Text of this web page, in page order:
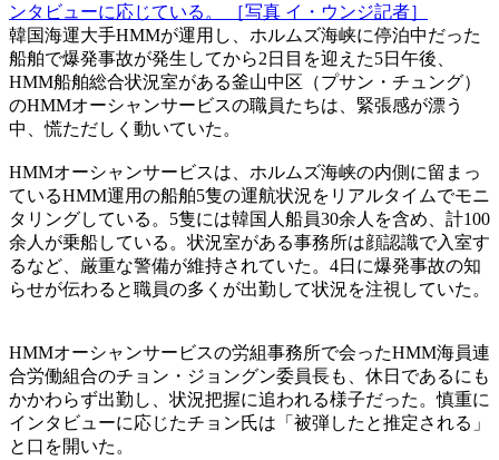
ンタビューに応じている。 ［写真 イ・ウンジ記者］
韓国海運大手HMMが運用し、ホルムズ海峡に停泊中だった
船舶で爆発事故が発生してから2日目を迎えた5日午後、
HMM船舶総合状況室がある釜山中区（プサン・チュング）
のHMMオーシャンサービスの職員たちは、緊張感が漂う
中、慌ただしく動いていた。
HMMオーシャンサービスは、ホルムズ海峡の内側に留まっ
ているHMM運用の船舶5隻の運航状況をリアルタイムでモニ
タリングしている。5隻には韓国人船員30余人を含め、計100
余人が乗船している。状況室がある事務所は顔認識で入室す
るなど、厳重な警備が維持されていた。4日に爆発事故の知
らせが伝わると職員の多くが出勤して状況を注視していた。
HMMオーシャンサービスの労組事務所で会ったHMM海員連
合労働組合のチョン・ジョングン委員長も、休日であるにも
かかわらず出勤し、状況把握に追われる様子だった。慎重に
インタビューに応じたチョン氏は「被弾したと推定される」
と口を開いた。